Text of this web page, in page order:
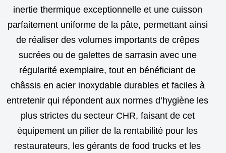
inertie thermique exceptionnelle et une cuisson
parfaitement uniforme de la pâte, permettant ainsi
de réaliser des volumes importants de crêpes
sucrées ou de galettes de sarrasin avec une
régularité exemplaire, tout en bénéficiant de
châssis en acier inoxydable durables et faciles à
entretenir qui répondent aux normes d’hygiène les
plus strictes du secteur CHR, faisant de cet
équipement un pilier de la rentabilité pour les
restaurateurs, les gérants de food trucks et les